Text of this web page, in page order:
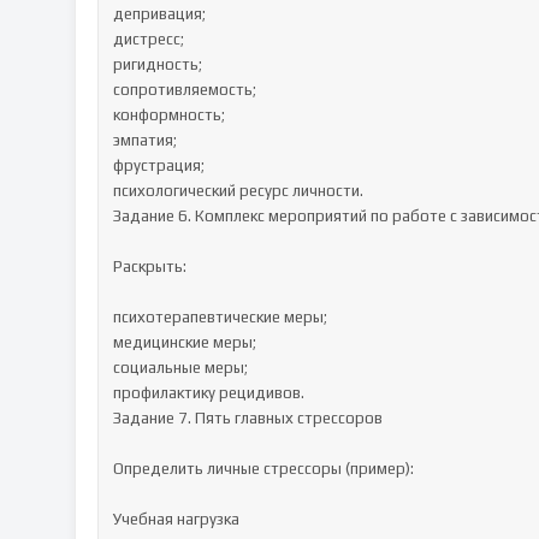
депривация;
дистресс;
ригидность;
сопротивляемость;
конформность;
эмпатия;
фрустрация;
психологический ресурс личности.
Задание 6. Комплекс мероприятий по работе с
Раскрыть:
психотерапевтические меры;
медицинские меры;
социальные меры;
профилактику рецидивов.
Задание 7. Пять главных стрессоров
Определить личные стрессоры (пример):
Учебная нагрузка